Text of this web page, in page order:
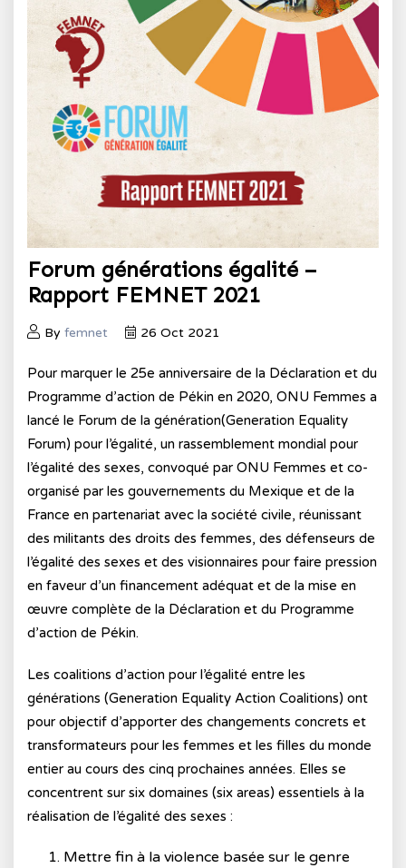
Forum générations égalité –
Rapport FEMNET 2021
By femnet 26 Oct 2021
Pour marquer le 25e anniversaire de la Déclaration et du
Programme d’action de Pékin en 2020, ONU Femmes a
lancé le Forum de la génération(Generation Equality
Forum) pour l’égalité, un rassemblement mondial pour
l’égalité des sexes, convoqué par ONU Femmes et co-
organisé par les gouvernements du Mexique et de la
France en partenariat avec la société civile, réunissant
des militants des droits des femmes, des défenseurs de
l’égalité des sexes et des visionnaires pour faire pression
en faveur d’un financement adéquat et de la mise en
œuvre complète de la Déclaration et du Programme
d’action de Pékin.
Les coalitions d’action pour l’égalité entre les
générations (Generation Equality Action Coalitions) ont
pour objectif d’apporter des changements concrets et
transformateurs pour les femmes et les filles du monde
entier au cours des cinq prochaines années. Elles se
concentrent sur six domaines (six areas) essentiels à la
réalisation de l’égalité des sexes :
Mettre fin à la violence basée sur le genre